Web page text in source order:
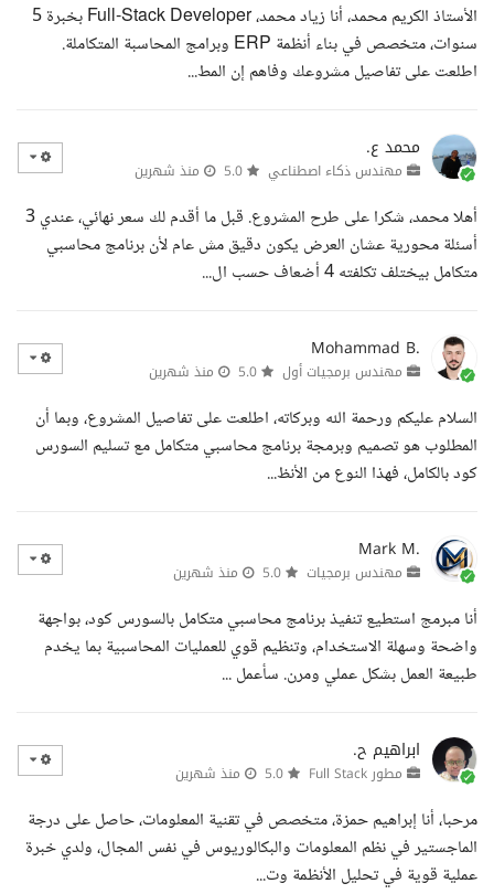
الأستاذ الكريم محمد، أنا زياد محمد، Full-Stack Developer بخبرة 5
سنوات، متخصص في بناء أنظمة ERP وبرامج المحاسبة المتكاملة.
اطلعت على تفاصيل مشروعك وفاهم إن المط...
محمد ع.
مهندس ذكاء اصطناعي منذ شهرين
أهلا محمد، شكرا على طرح المشروع. قبل ما أقدم لك سعر نهائي، عندي 3
أسئلة محورية عشان العرض يكون دقيق مش عام لأن برنامج محاسبي
متكامل بيختلف تكلفته 4 أضعاف حسب ال...
Mohammad B.
مهندس برمجيات أول منذ شهرين
السلام عليكم ورحمة الله وبركاته، اطلعت على تفاصيل المشروع، وبما أن
المطلوب هو تصميم وبرمجة برنامج محاسبي متكامل مع تسليم السورس
كود بالكامل، فهذا النوع من الأنظ...
Mark M.
مهندس برمجيات منذ شهرين
أنا مبرمج استطيع تنفيذ برنامج محاسبي متكامل بالسورس كود، بواجهة
واضحة وسهلة الاستخدام، وتنظيم قوي للعمليات المحاسبية بما يخدم
طبيعة العمل بشكل عملي ومرن. سأعمل ...
ابراهيم ح.
مطور Full Stack منذ شهرين
مرحبا، أنا إبراهيم حمزة، متخصص في تقنية المعلومات، حاصل على درجة
الماجستير في نظم المعلومات والبكالوريوس في نفس المجال، ولدي خبرة
عملية قوية في تحليل الأنظمة وت...